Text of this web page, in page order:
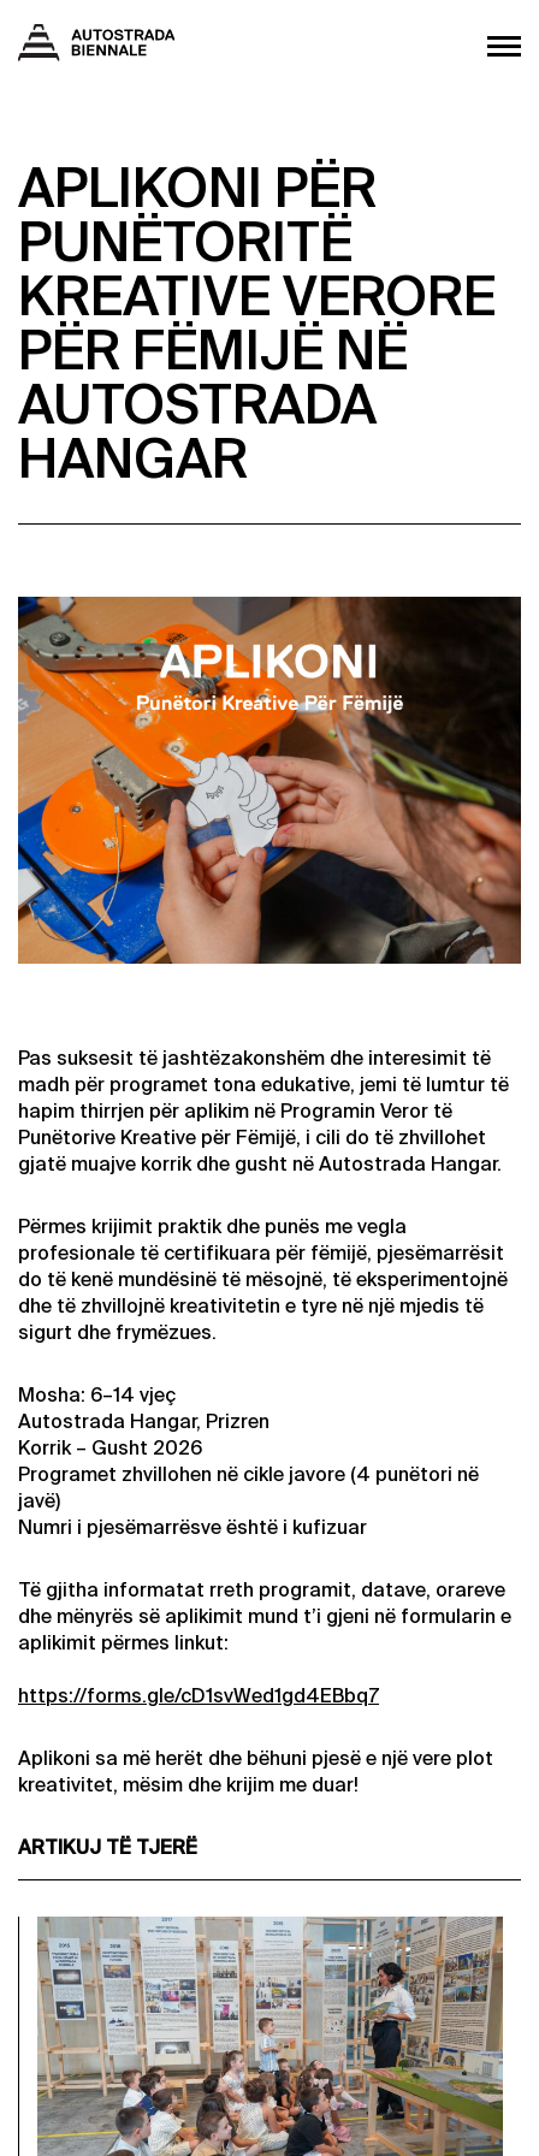
APLIKONI PËR
PUNËTORITË
KREATIVE VERORE
PËR FËMIJË NË
AUTOSTRADA
HANGAR
Pas suksesit të jashtëzakonshëm dhe interesimit të
madh për programet tona edukative, jemi të lumtur të
hapim thirrjen për aplikim në Programin Veror të
Punëtorive Kreative për Fëmijë, i cili do të zhvillohet
gjatë muajve korrik dhe gusht në Autostrada Hangar.
Përmes krijimit praktik dhe punës me vegla
profesionale të certifikuara për fëmijë, pjesëmarrësit
do të kenë mundësinë të mësojnë, të eksperimentojnë
dhe të zhvillojnë kreativitetin e tyre në një mjedis të
sigurt dhe frymëzues.
Mosha: 6–14 vjeç
Autostrada Hangar, Prizren
Korrik – Gusht 2026
Programet zhvillohen në cikle javore (4 punëtori në
javë)
Numri i pjesëmarrësve është i kufizuar
Të gjitha informatat rreth programit, datave, orareve
dhe mënyrës së aplikimit mund t’i gjeni në formularin e
aplikimit përmes linkut:
https://forms.gle/cD1svWed1gd4EBbq7
Aplikoni sa më herët dhe bëhuni pjesë e një vere plot
kreativitet, mësim dhe krijim me duar!
ARTIKUJ TË TJERË